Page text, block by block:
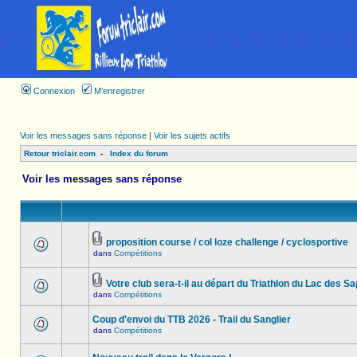
Connexion M’enregistrer
Voir les messages sans réponse | Voir les sujets actifs
Retour triclair.com - Index du forum
Voir les messages sans réponse
proposition course / col loze challenge / cyclosportive
dans Compétitions
Votre club sera-t-il au départ du Triathlon du Lac des
dans Compétitions
Coup d'envoi du TTB 2026 - Trail du Sanglier
dans Compétitions